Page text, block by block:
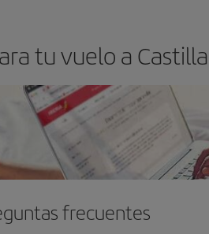
tu vuelo a
frecuentes